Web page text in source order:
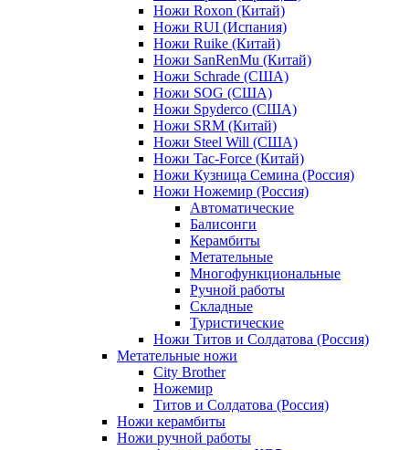
Ножи Roxon (Китай)
Ножи RUI (Испания)
Ножи Ruike (Китай)
Ножи SanRenMu (Китай)
Ножи Schrade (США)
Ножи SOG (США)
Ножи Spyderco (США)
Ножи SRM (Китай)
Ножи Steel Will (США)
Ножи Tac-Force (Китай)
Ножи Кузница Семина (Россия)
Ножи Ножемир (Россия)
Автоматические
Балисонги
Керамбиты
Метательные
Многофункциональные
Ручной работы
Складные
Туристические
Ножи Титов и Солдатова (Россия)
Метательные ножи
City Brother
Ножемир
Титов и Солдатова (Россия)
Ножи керамбиты
Ножи ручной работы